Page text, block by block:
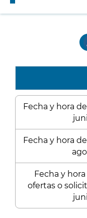
Fecha y hora
Fecha y hora
Fecha y
ofertas o